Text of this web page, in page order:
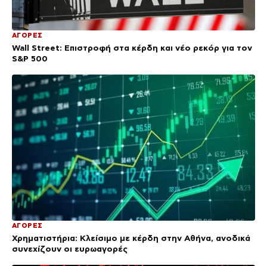
ΑΓΟΡΕΣ
Wall Street: Επιστροφή στα κέρδη και νέο ρεκόρ για τον
S&P 500
ΑΓΟΡΕΣ
Χρηματιστήρια: Κλείσιμο με κέρδη στην Αθήνα, ανοδικά
συνεχίζουν οι ευρωαγορές